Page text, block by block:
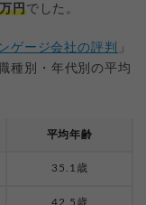
円でした。
ゲージ会社の評判
」
種別・年代別の平均
平均年齢
35.1歳
42.5歳